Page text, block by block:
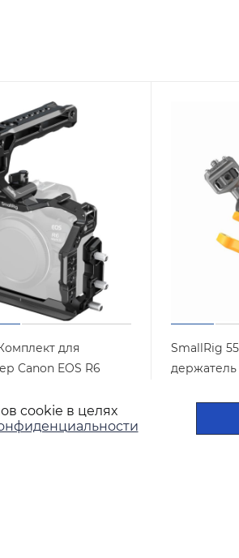
cookie в целях
для
Canon EOS R6
Арт.: 5955
SmallRig
держатель